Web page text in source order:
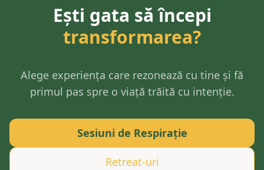
Ești gata să începi
transformarea?
Alege experiența care rezonează cu tine și fă
primul pas spre o viață trăită cu intenție.
Sesiuni de Respirație
Retreat-uri